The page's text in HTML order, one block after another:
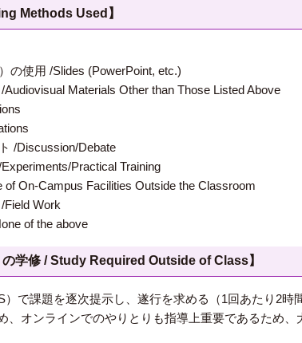
Methods Used】
の使用 /Slides (PowerPoint, etc.)
Materials Other than Those Listed Above
/Discussion/Debate
Practical Training
On-Campus Facilities Outside the Classroom
Work
of the above
の学修 / Study Required Outside of Class】
で課題を逐次提示し、遂行を求める（1回あたり2
、オンラインでのやりとりも指導上重要であるため